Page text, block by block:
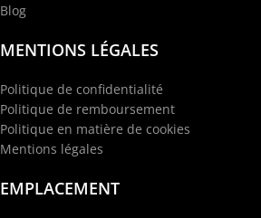
Blog
MENTIONS LÉGALES
Politique de confidentialité
Politique de remboursement
Politique en matière de cookies
Mentions légales
EMPLACEMENT